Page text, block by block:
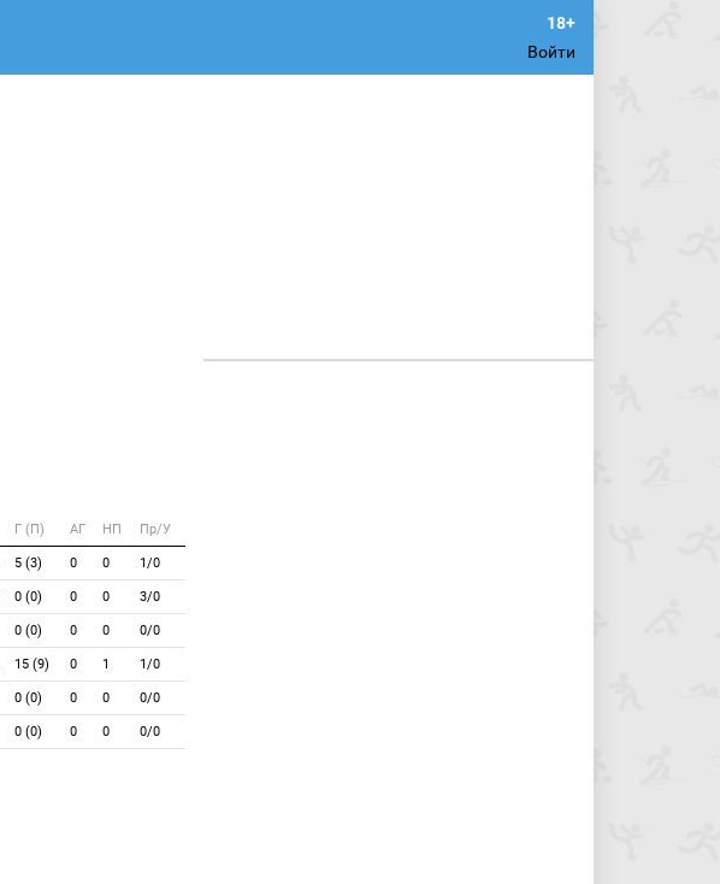
Войти
Г (П) АГ НП Пр/У
5 (3) 0 0 1/0
0 (0) 0 0 3/0
0 (0) 0 0 0/0
15 (9) 0 1 1/0
0 (0) 0 0 0/0
0 (0) 0 0 0/0